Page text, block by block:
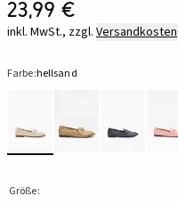
23,99 €
inkl. MwSt., zzgl. Versandkosten
Farbe:hellsand
Größe: